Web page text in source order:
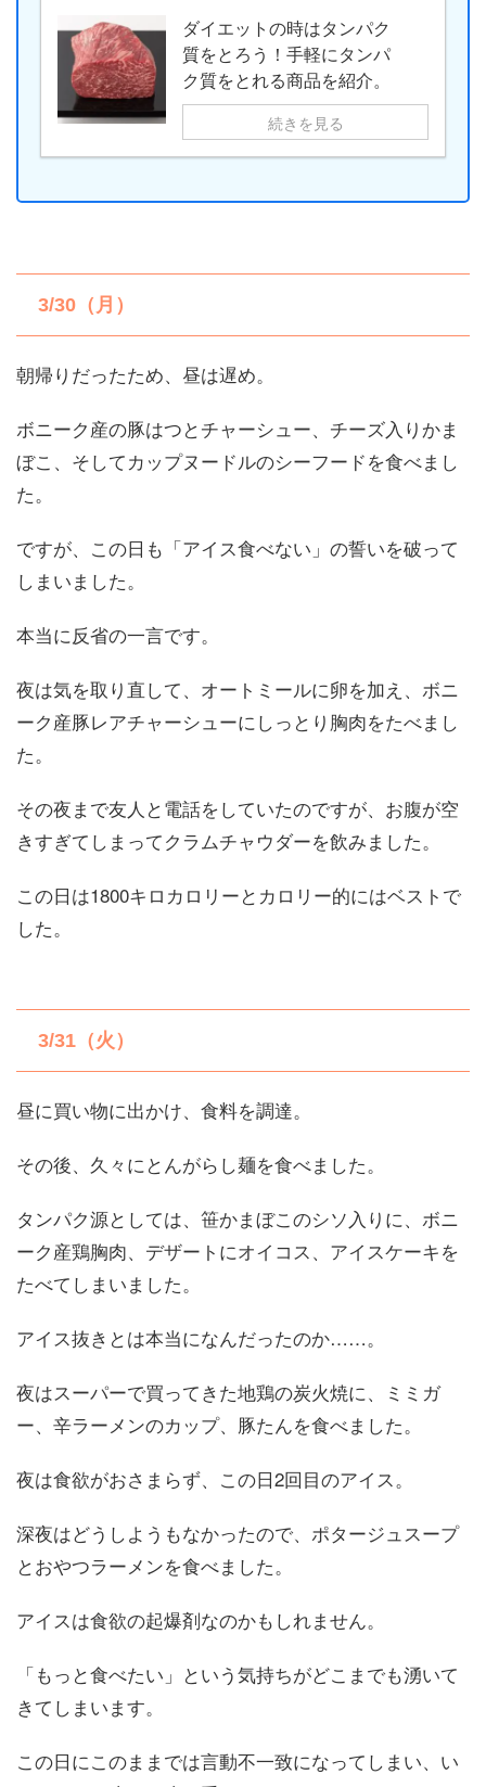
ダイエットの時はタンパク
質をとろう！手軽にタンパ
ク質をとれる商品を紹介。
続きを見る
3/30（月）
朝帰りだったため、昼は遅め。
ボニーク産の豚はつとチャーシュー、チーズ入りかま
ぼこ、そしてカップヌードルのシーフードを食べまし
た。
ですが、この日も「アイス食べない」の誓いを破って
しまいました。
本当に反省の一言です。
夜は気を取り直して、オートミールに卵を加え、ボニ
ーク産豚レアチャーシューにしっとり胸肉をたべまし
た。
その夜まで友人と電話をしていたのですが、お腹が空
きすぎてしまってクラムチャウダーを飲みました。
この日は1800キロカロリーとカロリー的にはベストで
した。
3/31（火）
昼に買い物に出かけ、食料を調達。
その後、久々にとんがらし麺を食べました。
タンパク源としては、笹かまぼこのシソ入りに、ボニ
ーク産鶏胸肉、デザートにオイコス、アイスケーキを
たべてしまいました。
アイス抜きとは本当になんだったのか……。
夜はスーパーで買ってきた地鶏の炭火焼に、ミミガ
ー、辛ラーメンのカップ、豚たんを食べました。
夜は食欲がおさまらず、この日2回目のアイス。
深夜はどうしようもなかったので、ポタージュスープ
とおやつラーメンを食べました。
アイスは食欲の起爆剤なのかもしれません。
「もっと食べたい」という気持ちがどこまでも湧いて
きてしまいます。
この日にこのままでは言動不一致になってしまい、い